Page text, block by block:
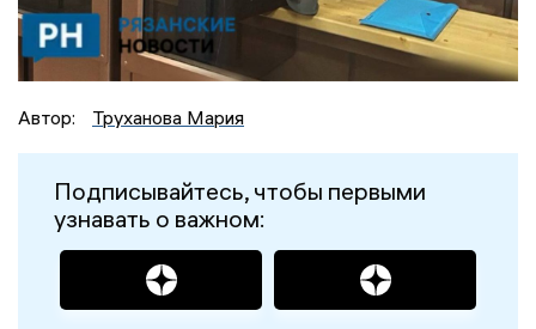
Автор: Труханова Мария
Подписывайтесь, чтобы первыми
узнавать о важном: